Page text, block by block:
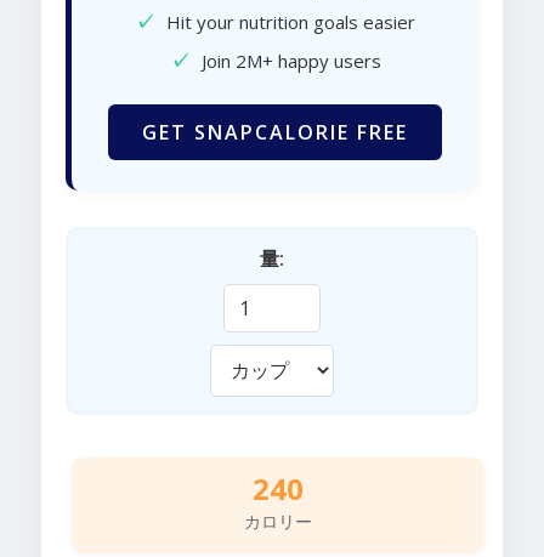
✓ Hit your nutrition goals easier
✓ Join 2M+ happy users
GET SNAPCALORIE FREE
量:
240
カロリー